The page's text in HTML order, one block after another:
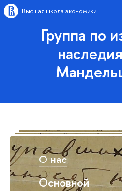
Высшая школа экономики
Группа по
О нас
Основной